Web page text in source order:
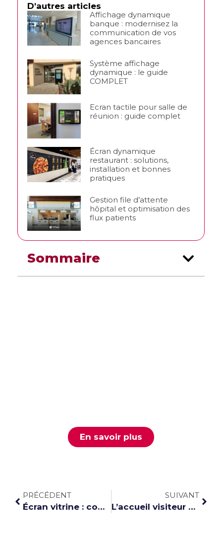
D'autres articles
Affichage dynamique
banque : modernisez la
communication de vos
agences bancaires
Système affichage
dynamique : le guide
COMPLET
Ecran tactile pour salle de
réunion : guide complet
Écran dynamique
restaurant : solutions,
installation et bonnes
pratiques
Gestion file d’attente
hôpital et optimisation des
flux patients
Sommaire
En savoir plus
PRÉCÉDENT
Écran vitrine : comment attirer plus de clients grâce à l’affichage digital
SUIVANT
L’accueil visiteur digital : une nouvelle expérience d’accueil